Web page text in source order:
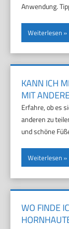
Anwendung.
Weiterlesen
KANN ICH
MIT
Erfahre, ob es
anderen zu
und schöne
Weiterlesen
WO FINDE